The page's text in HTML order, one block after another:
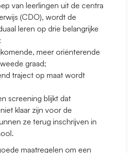
van leerlingen uit de centra
(CDO), wordt de
leren op drie belangrijke
meer oriënterende
graad;
traject op maat wordt
screening blijkt dat
klaar zijn voor de
ze terug inschrijven in
maatregelen om een